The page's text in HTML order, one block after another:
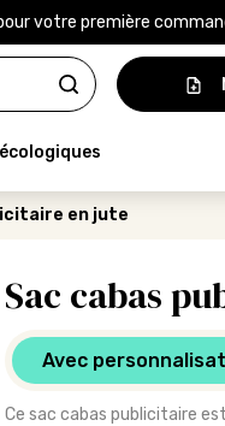
votre première
en jute
Sac cabas
Avec
Ce sac cabas publicitaire